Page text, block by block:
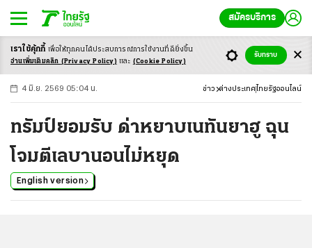
สมัครบริการ
-ก ก ก+
4 มิ.ย. 2569 05:04 น. ข่าว ต่างประเทศ ไทยรัฐออนไลน์
ทรัมป์ยอมรับ ด่าหยาบเนทันยาฮู ฉุน
โจมตีเลบานอนไม่หยุด
English version
เราใช้คุ้กกี้ เพื่อให้ทุกคนได้ประสบการณ์การใช้งานที่ดียิ่งขึ้น
อ่านเพิ่มเติมคลิก (Privacy Policy) และ (Cookie Policy)
รับทราบ